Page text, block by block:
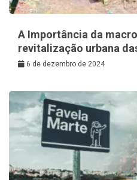
A Importância da
revitalização urbana
6 de dezembro de 2024